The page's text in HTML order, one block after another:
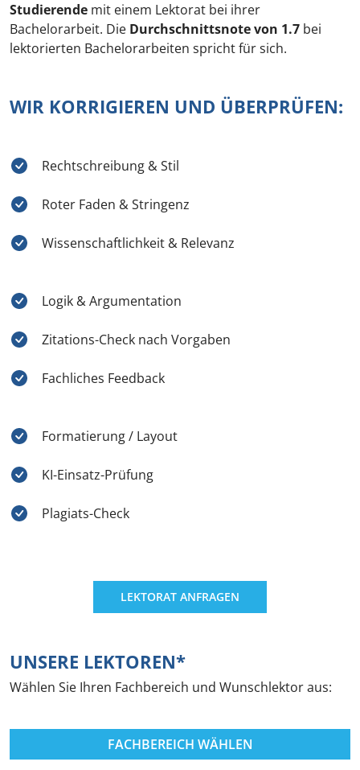
Studierende mit einem Lektorat bei ihrer
Bachelorarbeit. Die Durchschnittsnote von 1.7 bei
lektorierten Bachelorarbeiten spricht für sich.
WIR KORRIGIEREN UND ÜBERPRÜFEN:
Rechtschreibung & Stil
Roter Faden & Stringenz
Wissenschaftlichkeit & Relevanz
Logik & Argumentation
Zitations-Check nach Vorgaben
Fachliches Feedback
Formatierung / Layout
KI-Einsatz-Prüfung
Plagiats-Check
LEKTORAT ANFRAGEN
UNSERE LEKTOREN*
Wählen Sie Ihren Fachbereich und Wunschlektor aus:
FACHBEREICH WÄHLEN